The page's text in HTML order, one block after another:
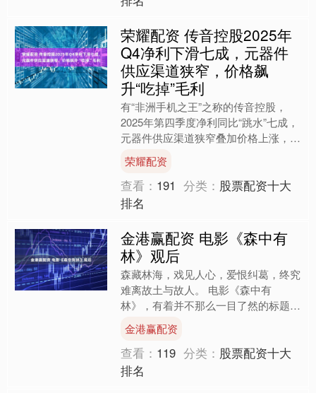
荣耀配资 传音控股2025年
Q4净利下滑七成，元器件
供应渠道狭窄，价格飙
升“吃掉”毛利
有“非洲手机之王”之称的传音控股，
2025年第四季度净利同比“跳水”七成，
元器件供应渠道狭窄叠加价格上涨，毛
利率遭严重挤压。 3月27日晚间，传音
控股(6880....
荣耀配资
查看： 191 分类： 股票配资十大
排名
金港赢配资 电影《森中有
林》观后
森藏林海，戏见人心，爱恨纠葛，终究
难离故土与故人。 电影《森中有
林》，有着并不那么一目了然的标题。
林是两个人，森是三个人。两个人成
家，多出小小的人，就成了“森”....
金港赢配资
查看： 119 分类： 股票配资十大
排名